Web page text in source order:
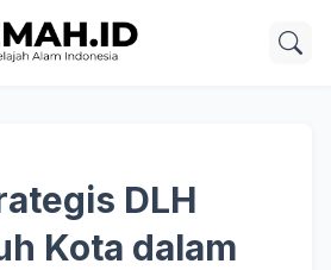
DLH
Kota dalam